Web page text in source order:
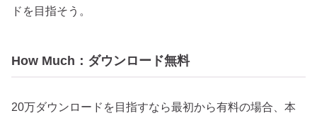
ドを目指そう。
How Much：ダウンロード無料
20万ダウンロードを目指すなら最初から有料の場合、本